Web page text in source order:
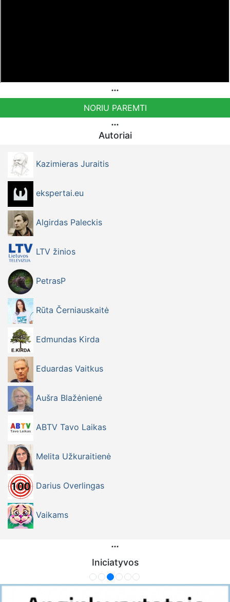
NORIU PAREMTI
Autoriai
Kazimieras Juraitis
ekspertai.eu
Algirdas Paleckis
LTV žinios
PetrasP
Rūta Černiauskaitė
Edmundas Kirda
Eduardas Vaitkus
Aušra Blažėnienė
ABTV Tavo Laikas
Melita Užkuraitienė
Darius Overlingas
Vaikams
Iniciatyvos